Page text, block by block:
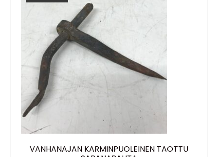
VANHANAJAN KARMINPUOLEINEN TAOTTU